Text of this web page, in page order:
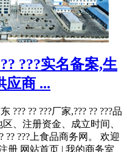
???实名备案,生
应商 ...
?? ???厂家,??? ?? ???品
区、注册资金、成立时间、
?? ???上食品商务网。 欢迎
册 网站首页 | 我的商务室